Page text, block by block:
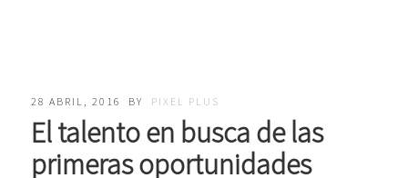
28 ABRIL, 2016 BY PIXEL PLUS
El talento en busca de las
primeras oportunidades